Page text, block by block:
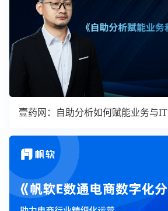
壹药网：自助分析如何赋能业务与IT